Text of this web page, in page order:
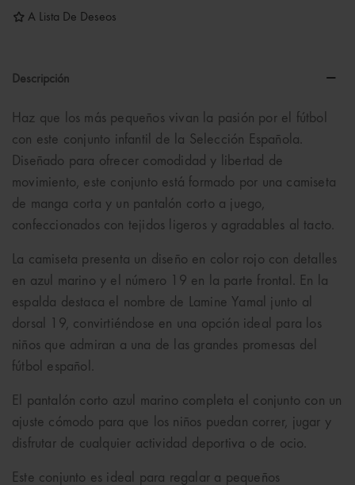
A Lista De Deseos
Descripción
Haz que los más pequeños vivan la pasión por el fútbol
con este conjunto infantil de la Selección Española.
Diseñado para ofrecer comodidad y libertad de
movimiento, este conjunto está formado por una camiseta
de manga corta y un pantalón corto a juego,
confeccionados con tejidos ligeros y agradables al tacto.
La camiseta presenta un diseño en color rojo con detalles
en azul marino y el número 19 en la parte frontal. En la
espalda destaca el nombre de Lamine Yamal junto al
dorsal 19, convirtiéndose en una opción ideal para los
niños que admiran a una de las grandes promesas del
fútbol español.
El pantalón corto azul marino completa el conjunto con un
ajuste cómodo para que los niños puedan correr, jugar y
disfrutar de cualquier actividad deportiva o de ocio.
Este conjunto es ideal para regalar a pequeños